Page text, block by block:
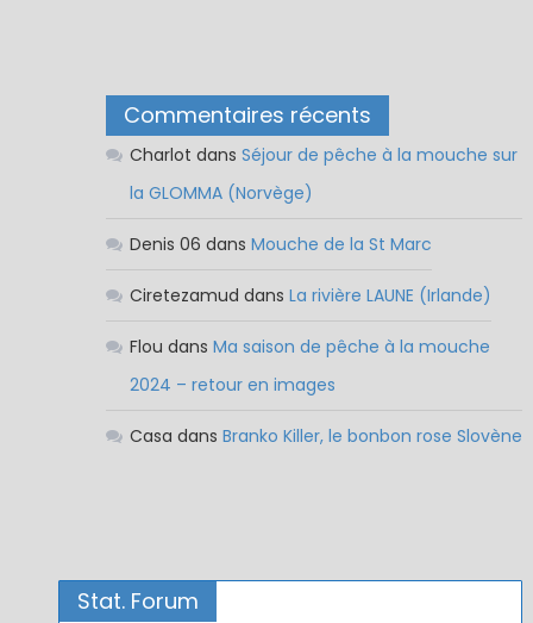
Commentaires récents
Charlot dans Séjour de pêche à la mouche sur
la GLOMMA (Norvège)
Denis 06 dans Mouche de la St Marc
Ciretezamud dans La rivière LAUNE (Irlande)
Flou dans Ma saison de pêche à la mouche
2024 – retour en images
Casa dans Branko Killer, le bonbon rose Slovène
Stat. Forum